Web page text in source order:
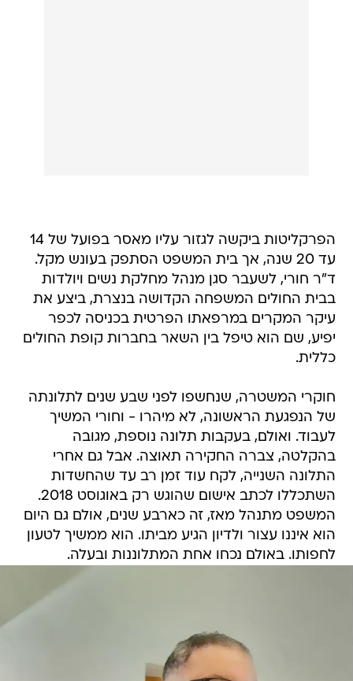
הפרקליטות ביקשה לגזור עליו מאסר בפועל של 14
עד 20 שנה, אך בית המשפט הסתפק בעונש מקל.
ד"ר חורי, לשעבר סגן מנהל מחלקת נשים ויולדות
בבית החולים המשפחה הקדושה בנצרת, ביצע את
עיקר המקרים במרפאתו הפרטית בכניסה לכפר
יפיע, שם הוא טיפל בין השאר בחברות קופת החולים
כללית.
חוקרי המשטרה, שנחשפו לפני שבע שנים לתלונתה
של הנפגעת הראשונה, לא מיהרו - וחורי המשיך
לעבוד. ואולם, בעקבות תלונה נוספת, מגובה
בהקלטה, צברה החקירה תאוצה. אבל גם אחרי
התלונה השנייה, לקח עוד זמן רב עד שהחשדות
השתכללו לכתב אישום שהוגש רק באוגוסט 2018.
המשפט מתנהל מאז, זה כארבע שנים, אולם גם היום
הוא איננו עצור ולדיון הגיע מביתו. הוא ממשיך לטעון
לחפותו. באולם נכחו אחת המתלוננות ובעלה.